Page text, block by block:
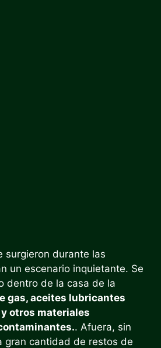
surgieron durante las
un escenario inquietante. Se
dentro de la casa de la
gas, aceites lubricantes
otros materiales
. Afuera, sin
gran cantidad de restos de